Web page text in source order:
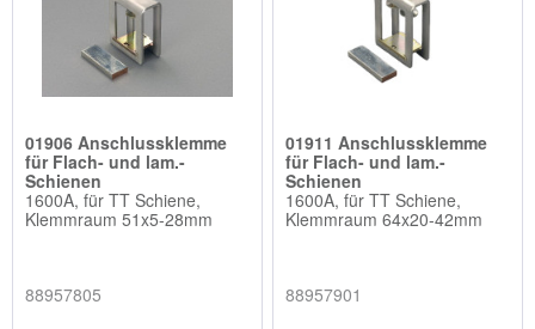
01906 Anschlussklemme
für Flach- und lam.-
Schienen
1600A, für TT Schiene,
Klemmraum 51x5-28mm
88957805
01911 Anschlussklemme
für Flach- und lam.-
Schienen
1600A, für TT Schiene,
Klemmraum 64x20-42mm
88957901